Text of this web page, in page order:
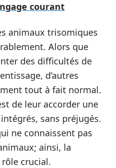
courant
animaux trisomiques
Alors que
des difficultés de
d’autres
tout à fait normal.
de leur accorder une
sans préjugés.
ne connaissent pas
ainsi, la
crucial.